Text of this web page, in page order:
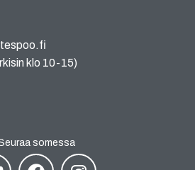
klo 10-15)
somessa